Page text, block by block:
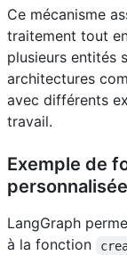
Ce mécanisme
traitement tout
plusieurs entités
architectures
avec différents
travail.
Exemple de
personnalisée
LangGraph
à la fonction